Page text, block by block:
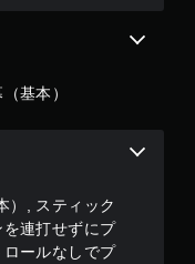
基本）
）, スティック
連打せずにプ
ールなしでプ